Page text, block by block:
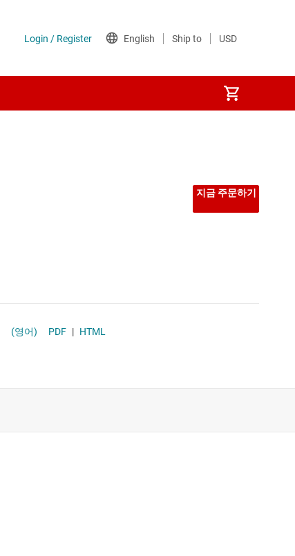
지금 주문하기
(영어) PDF | HTML